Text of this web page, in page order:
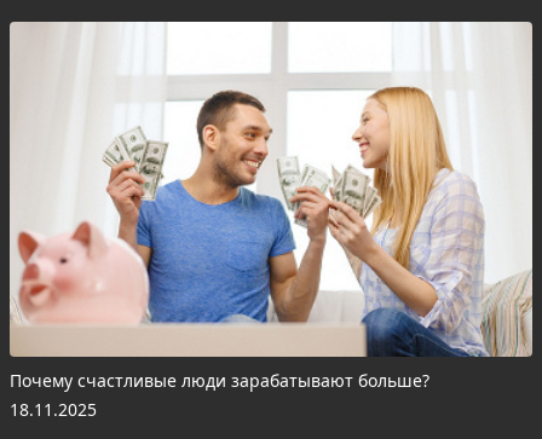
Почему счастливые люди зарабатывают больше?
18.11.2025